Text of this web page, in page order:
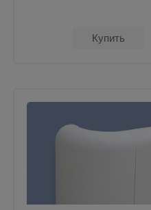
Купить